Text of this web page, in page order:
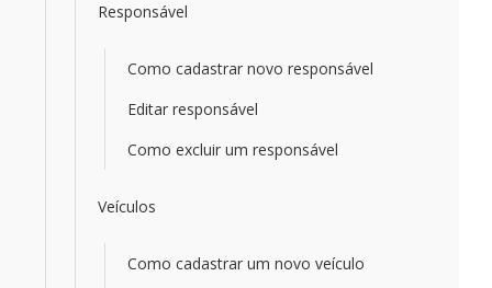
Responsável
Como cadastrar novo responsável
Editar responsável
Como excluir um responsável
Veículos
Como cadastrar um novo veículo